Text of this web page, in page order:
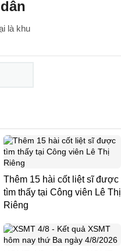
là khu
Thêm 15 hài cốt liệt sĩ được
tìm thấy tại Công viên Lê Thị
Riêng